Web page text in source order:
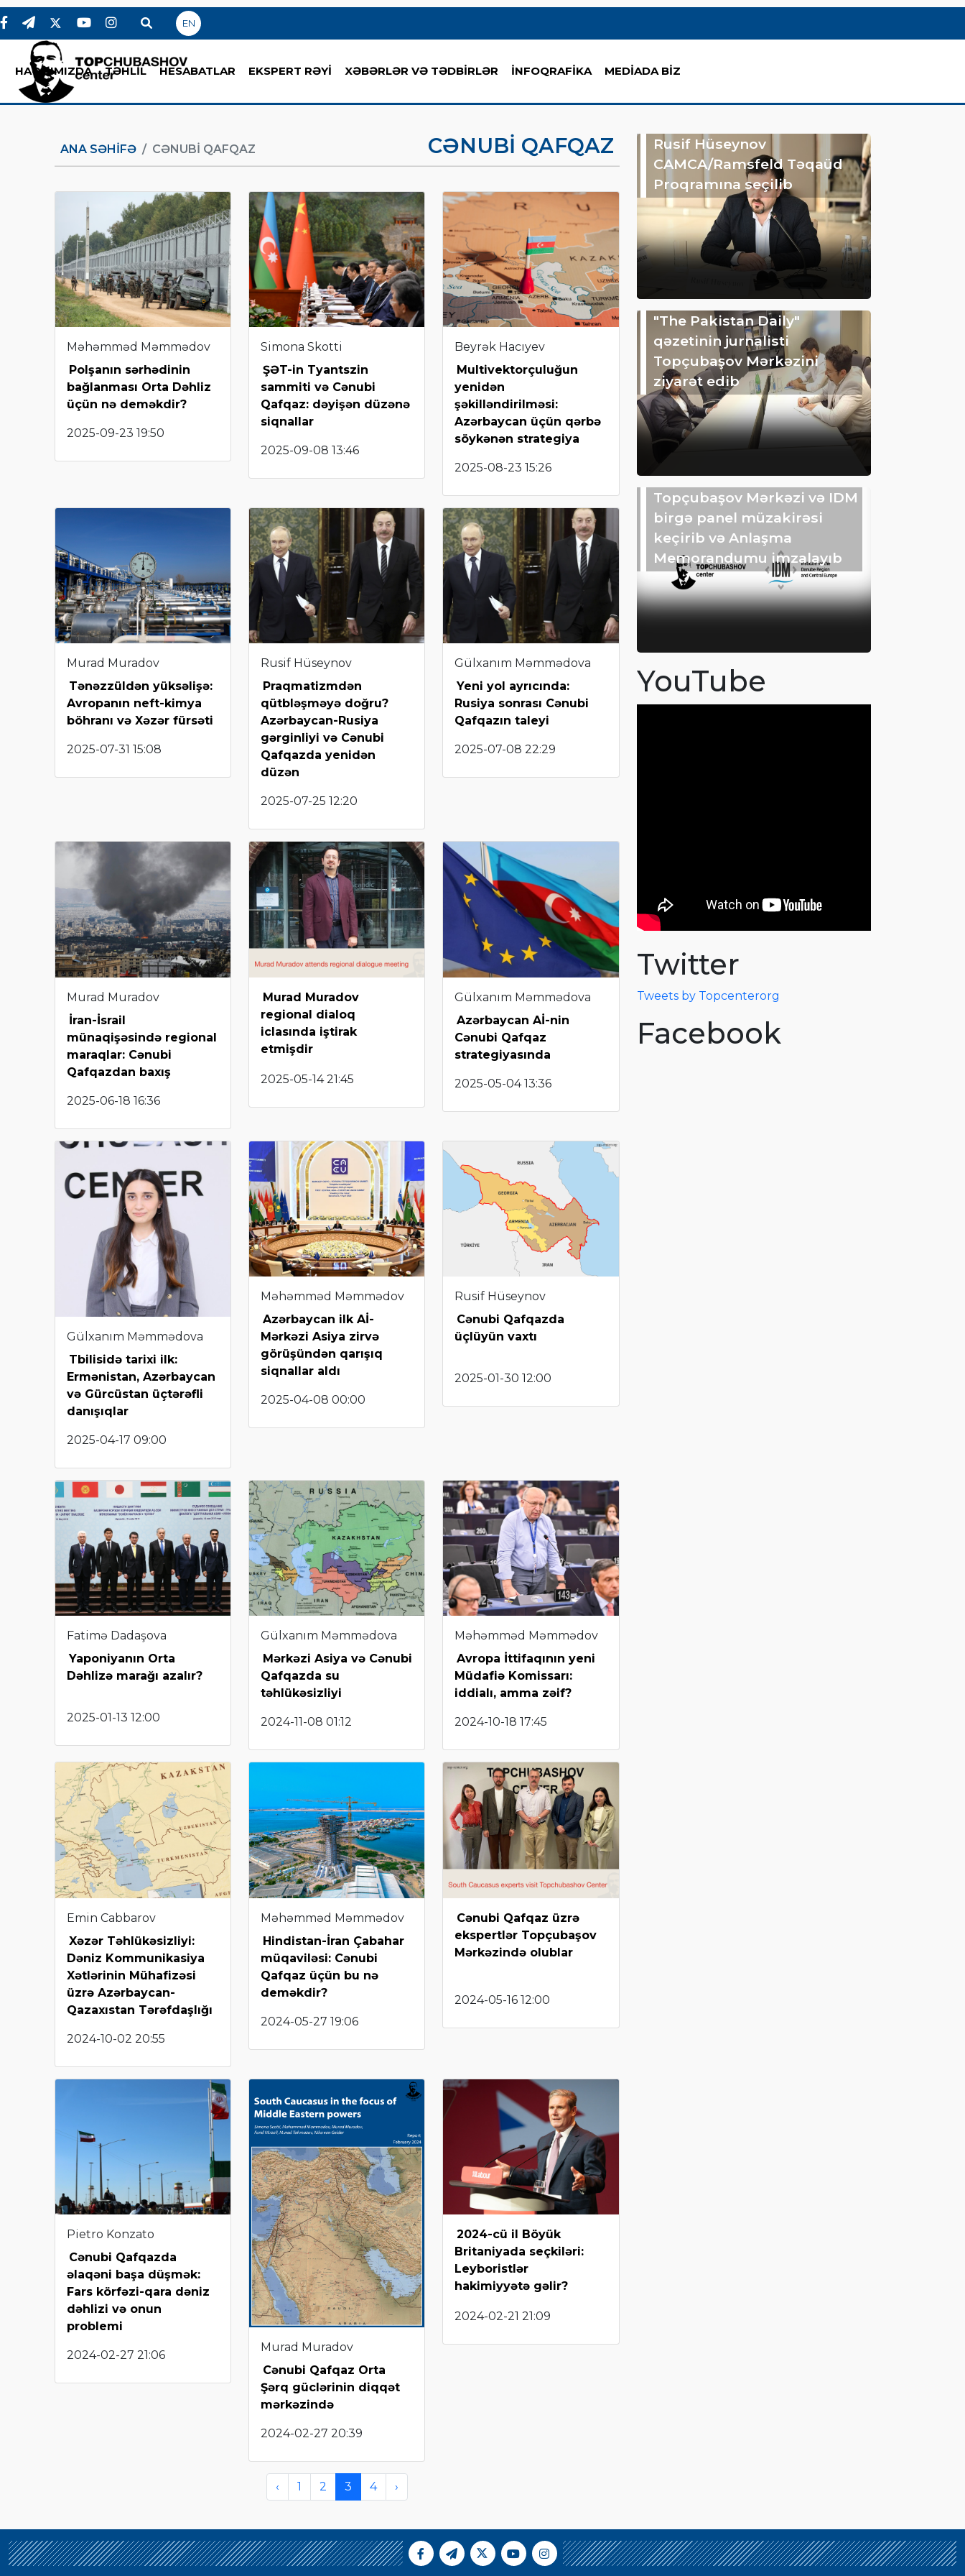
EN
HAQQIMIZDA TƏHLİL HESABATLAR EKSPERT RƏYİ XƏBƏRLƏR VƏ TƏDBİRLƏR İNFOQRAFİKA MEDİADA BİZ
ANA SƏHIFƏ CƏNUBI QAFQAZ CƏNUBI QAFQAZ
Məhəmməd Məmmədov
Polşanın sərhədinin
bağlanması Orta Dəhliz
üçün nə deməkdir?
2025-09-23 19:50
Simona Skotti
ŞƏT-in Tyantszin
sammiti və Cənubi
Qafqaz: dəyişən düzənə
siqnallar
2025-09-08 13:46
Beyrək Hacıyev
Multivektorçuluğun
yenidən
şəkilləndirilməsi:
Azərbaycan üçün qərbə
söykənən strategiya
2025-08-23 15:26
Murad Muradov
Tənəzzüldən yüksəlişə:
Avropanın neft-kimya
böhranı və Xəzər fürsəti
2025-07-31 15:08
Rusif Hüseynov
Praqmatizmdən
qütbləşməyə doğru?
Azərbaycan-Rusiya
gərginliyi və Cənubi
Qafqazda yenidən
düzən
2025-07-25 12:20
Gülxanım Məmmədova
Yeni yol ayrıcında:
Rusiya sonrası Cənubi
Qafqazın taleyi
2025-07-08 22:29
Murad Muradov
İran-İsrail
münaqişəsində regional
maraqlar: Cənubi
Qafqazdan baxış
2025-06-18 16:36
Murad Muradov
regional dialoq
iclasında iştirak
etmişdir
2025-05-14 21:45
Gülxanım Məmmədova
Azərbaycan Aİ-nin
Cənubi Qafqaz
strategiyasında
2025-05-04 13:36
Gülxanım Məmmədova
Tbilisidə tarixi ilk:
Ermənistan, Azərbaycan
və Gürcüstan üçtərəfli
danışıqlar
2025-04-17 09:00
Məhəmməd Məmmədov
Azərbaycan ilk Aİ-
Mərkəzi Asiya zirvə
görüşündən qarışıq
siqnallar aldı
2025-04-08 00:00
Rusif Hüseynov
Cənubi Qafqazda
üçlüyün vaxtı
2025-01-30 12:00
Fatimə Dadaşova
Yaponiyanın Orta
Dəhlizə marağı azalır?
2025-01-13 12:00
Gülxanım Məmmədova
Mərkəzi Asiya və Cənubi
Qafqazda su
təhlükəsizliyi
2024-11-08 01:12
Məhəmməd Məmmədov
Avropa İttifaqının yeni
Müdafiə Komissarı:
iddialı, amma zəif?
2024-10-18 17:45
Emin Cabbarov
Xəzər Təhlükəsizliyi:
Dəniz Kommunikasiya
Xətlərinin Mühafizəsi
üzrə Azərbaycan-
Qazaxıstan Tərəfdaşlığı
2024-10-02 20:55
Məhəmməd Məmmədov
Hindistan-İran Çabahar
müqaviləsi: Cənubi
Qafqaz üçün bu nə
deməkdir?
2024-05-27 19:06
Cənubi Qafqaz üzrə
ekspertlər Topçubaşov
Mərkəzində olublar
2024-05-16 12:00
Pietro Konzato
Cənubi Qafqazda
əlaqəni başa düşmək:
Fars körfəzi-qara dəniz
dəhlizi və onun
problemi
2024-02-27 21:06
Murad Muradov
Cənubi Qafqaz Orta
Şərq güclərinin diqqət
mərkəzində
2024-02-27 20:39
2024-cü il Böyük
Britaniyada seçkiləri:
Leyboristlər
hakimiyyətə gəlir?
2024-02-21 21:09
‹ 1 2 3 4 ›
Rusif Hüseynov
CAMCA/Ramsfeld Təqaüd
Proqramına seçilib
"The Pakistan Daily"
qəzetinin jurnalisti
Topçubaşov Mərkəzini
ziyarət edib
Topçubaşov Mərkəzi və IDM
birgə panel müzakirəsi
keçirib və Anlaşma
Memorandumu imzalayıb
YouTube
Twitter
Tweets by Topcenterorg
Facebook